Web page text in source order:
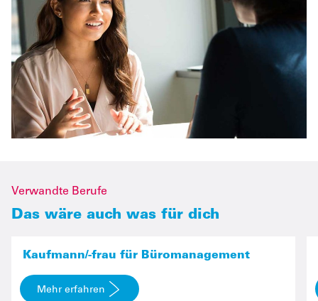
Verwandte Berufe
Das wäre auch was für dich
Kaufmann/-frau für Büromanagement
Mehr erfahren